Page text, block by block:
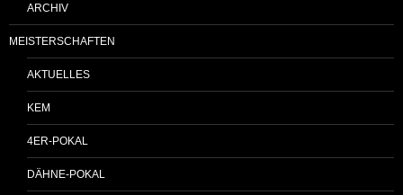
ARCHIV
MEISTERSCHAFTEN
AKTUELLES
KEM
4ER-POKAL
DÄHNE-POKAL